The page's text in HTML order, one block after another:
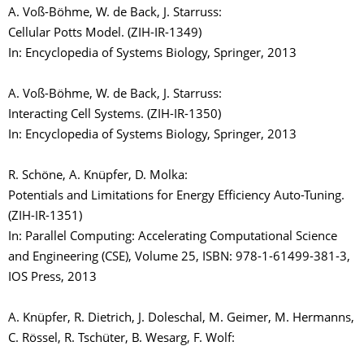
A. Voß-Böhme, W. de Back, J. Starruss:
Cellular Potts Model. (ZIH-IR-1349)
In: Encyclopedia of Systems Biology, Springer, 2013
A. Voß-Böhme, W. de Back, J. Starruss:
Interacting Cell Systems. (ZIH-IR-1350)
In: Encyclopedia of Systems Biology, Springer, 2013
R. Schöne, A. Knüpfer, D. Molka:
Potentials and Limitations for Energy Efficiency Auto-Tuning.
(ZIH-IR-1351)
In: Parallel Computing: Accelerating Computational Science
and Engineering (CSE), Volume 25, ISBN: 978-1-61499-381-3,
IOS Press, 2013
A. Knüpfer, R. Dietrich, J. Doleschal, M. Geimer, M. Hermanns,
C. Rössel, R. Tschüter, B. Wesarg, F. Wolf: